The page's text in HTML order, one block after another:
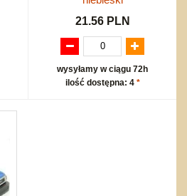
21.56 PLN
wysyłamy w ciągu 72h
ilość dostępna: 4 *